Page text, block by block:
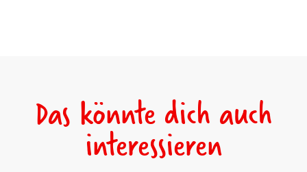
Das könnte dich auch
interessieren